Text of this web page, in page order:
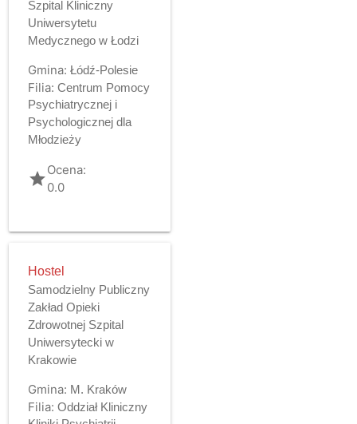
Szpital Kliniczny
Uniwersytetu
Medycznego w Łodzi
Gmina: Łódź-Polesie
Filia: Centrum Pomocy
Psychiatrycznej i
Psychologicznej dla
Młodzieży
gradeOcena:
0.0
Hostel
Samodzielny Publiczny
Zakład Opieki
Zdrowotnej Szpital
Uniwersytecki w
Krakowie
Gmina: M. Kraków
Filia: Oddział Kliniczny